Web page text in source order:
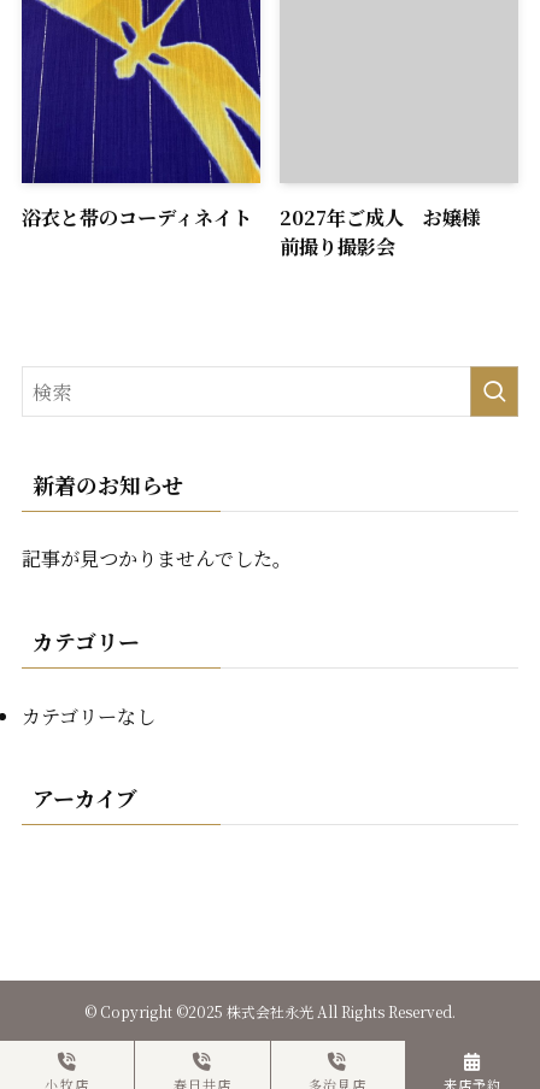
浴衣と帯のコーディネイト
2027年ご成人 お嬢様
前撮り撮影会
新着のお知らせ
記事が見つかりませんでした。
カテゴリー
カテゴリーなし
アーカイブ
小牧店 春日井店 多治見店 来店予約
© Copyright ©2025 株式会社永光 All Rights Reserved.